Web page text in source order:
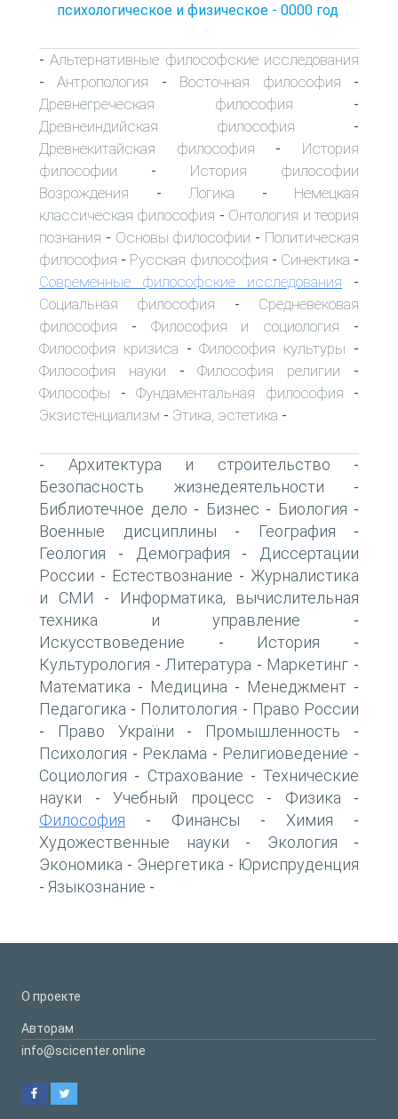
психологическое и физическое - 0000 год
-Альтернативные философские исследования
-Антропология - Восточная философия -
Древнегреческая философия -
Древнеиндийская философия -
Древнекитайская философия - История
философии - История философии
Возрождения - Логика - Немецкая
классическая философия - Онтология и теория
познания - Основы философии - Политическая
философия - Русская философия - Синектика -
Современные философские исследования -
Социальная философия - Средневековая
философия - Философия и социология -
Философия кризиса -Философия культуры -
Философия науки -Философия религии -
Философы - Фундаментальная философия -
Экзистенциализм - Этика, эстетика -
- Архитектура и строительство -
Безопасность жизнедеятельности -
Библиотечное дело - Бизнес - Биология -
Военные дисциплины - География -
Геология - Демография -
Диссертации
России - Естествознание - Журналистика
и СМИ -
Информатика, вычислительная
техника и управление -
Искусствоведение - История -
Культурология - Литература - Маркетинг -
Математика - Медицина - Менеджмент -
Педагогика - Политология - Право России
- Право України - Промышленность -
Психология - Реклама - Религиоведение -
Социология - Страхование - Технические
науки - Учебный процесс - Физика -
Философия - Финансы - Химия -
Художественные науки - Экология -
Экономика - Энергетика - Юриспруденция
- Языкознание -
О проекте
Авторам
info@scicenter.online